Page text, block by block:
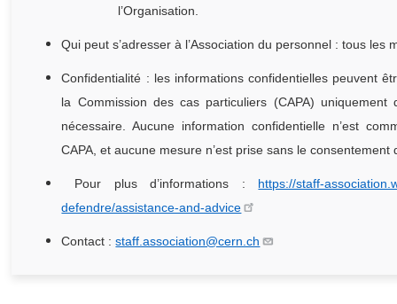
l’Organisation.
Qui peut s’adresser à l’Association du personnel : tous les
Confidentialité : les informations confidentielles peuvent
la Commission des cas particuliers (CAPA)
nécessaire. Aucune information confidentielle n’est
CAPA, et aucune mesure n’est prise sans le
Pour plus d’informations : https://staff-
defendre/assistance-and-advice
Contact :staff.association@cern.ch